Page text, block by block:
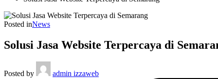
Posted inNews
Solusi Jasa Website Terpercaya di
Posted by admin izzaweb